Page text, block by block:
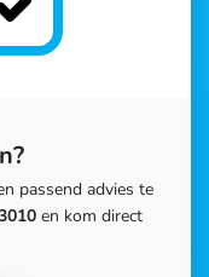
passend advies te
en kom direct